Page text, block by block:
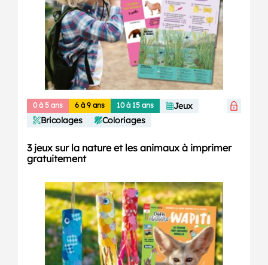
0 à 5 ans 6 à 9 ans 10 à 15 ans
Jeux
Bricolages
Coloriages
3 jeux sur la nature et les animaux à imprimer
gratuitement